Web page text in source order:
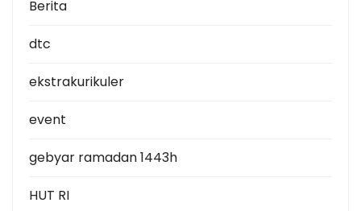
Berita
dtc
ekstrakurikuler
event
gebyar ramadan 1443h
HUT RI